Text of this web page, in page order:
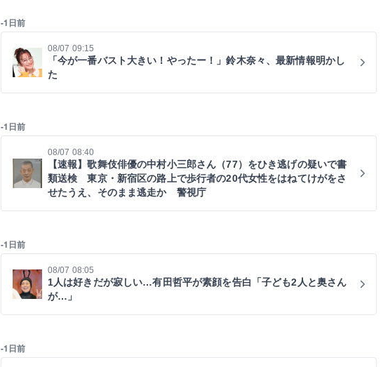
-1日前
08/07 09:15
「今が一番バスト大きい！やったー！」鈴木奈々、最新情報明かし
た
-1日前
08/07 08:40
【速報】歌舞伎俳優の中村小三郎さん（77）をひき逃げの疑いで書
類送検 東京・新宿区の路上で歩行者の20代女性をはねてけがをさ
せたうえ、そのまま逃走か 警視庁
-1日前
08/07 08:05
1人は好きだが寂しい…有田哲平が素顔を告白「子ども2人と奥さん
が…」
-1日前